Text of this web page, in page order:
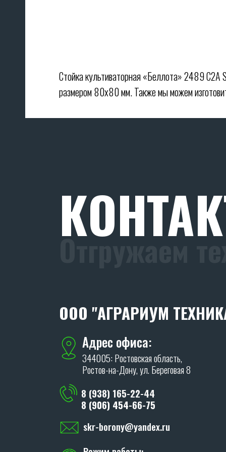
Стойка культиваторная «Беллота» 2489 С2А
размером 80х80 мм. Также мы можем
Отгружаем
Адрес офиса:
ООО "АГРАРИУМ
344005: Ростовская область,
Ростов-на-Дону, ул. Береговая 8
8 (938) 165-22-44
8 (906) 454-66-75
skr-borony@yandex.ru